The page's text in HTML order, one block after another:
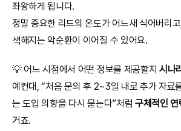
좌왕하게 됩니다.
정말 중요한 리드의 온도가 어느새 식어버리
색해지는 악순환이 이어질 수 있어요.
💡 어느 시점에서 어떤 정보를 제공할지 시나
예컨대, “처음 문의 후 2~3일 내로 추가 자료
는 도입 의향을 다시 묻는다”처럼 구체적인 연
거죠.